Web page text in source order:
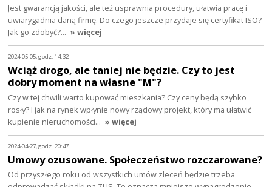
Jest gwarancją jakości, ale też usprawnia procedury, ułatwia pracę i
uwiarygadnia daną firmę. Do czego jeszcze przydaje się certyfikat ISO?
Jak go zdobyć?… » więcej
2024-05-05, godz. 14:32
Wciąż drogo, ale taniej nie będzie. Czy to jest
dobry moment na własne "M"?
Czy w tej chwili warto kupować mieszkania? Czy ceny będą szybko
rosły? I jak na rynek wpłynie nowy rządowy projekt, który ma ułatwić
kupienie nieruchomości… » więcej
2024-04-27, godz. 20:47
Umowy ozusowane. Społeczeństwo rozczarowane?
Od przyszłego roku od wszystkich umów zleceń będzie trzeba